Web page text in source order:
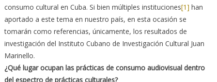
consumo cultural en Cuba. Si bien múltiples instituciones[1] han
aportado a este tema en nuestro país, en esta ocasión se
tomarán como referencias, únicamente, los resultados de
investigación del Instituto Cubano de Investigación Cultural Juan
Marinello.
¿Qué lugar ocupan las prácticas de consumo audiovisual dentro
del espectro de prácticas culturales?